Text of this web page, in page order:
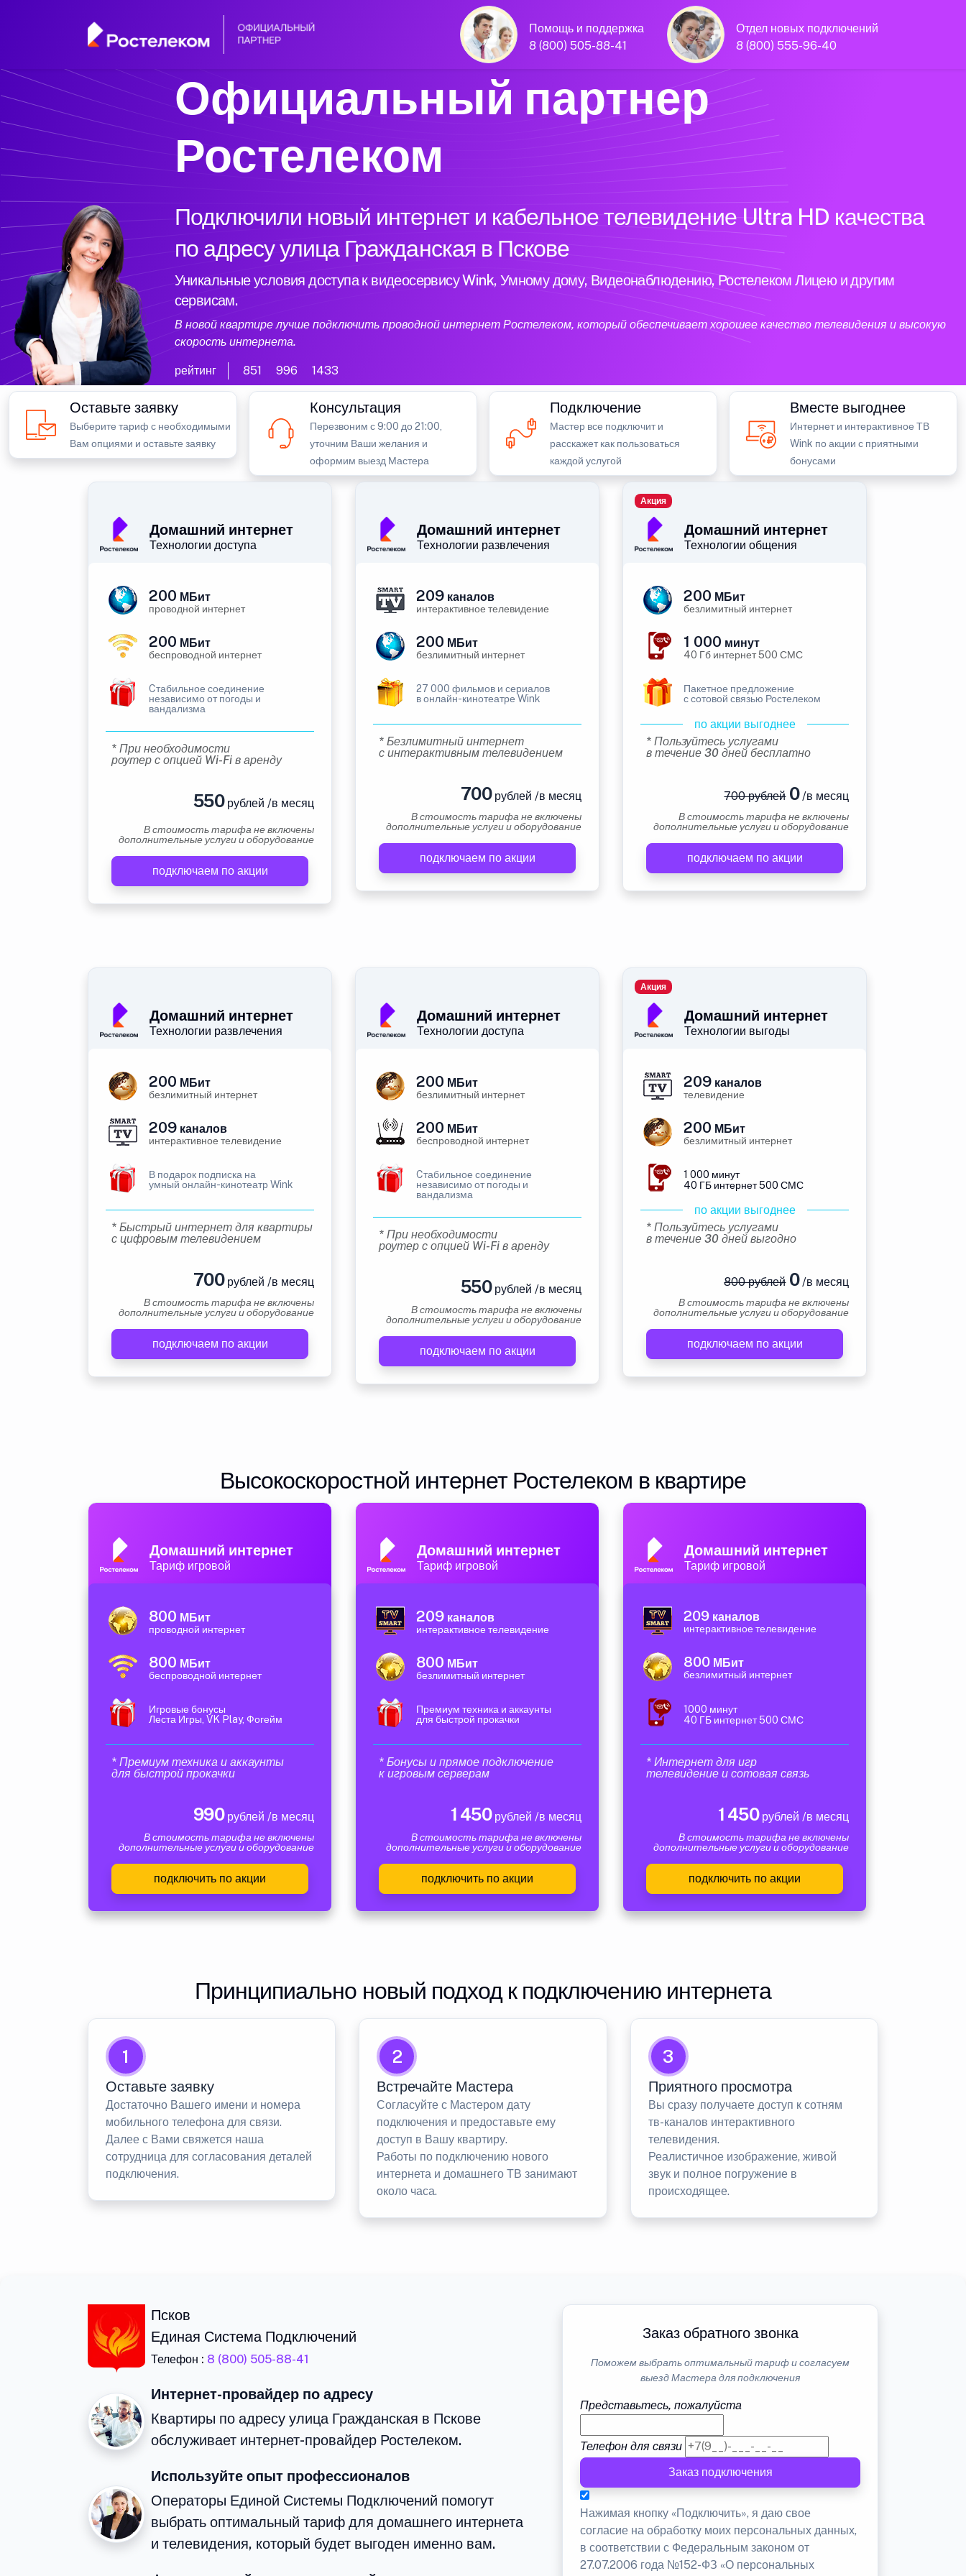
Помощь и поддержка
8 (800) 505-88-41
Отдел новых подключений
8 (800) 555-96-40
Официальный партнер
Ростелеком
Подключили новый интернет и кабельное телевидение Ultra HD качества
по адресу улица Гражданская в Пскове
Уникальные условия доступа к видеосервису Wink, Умному дому, Видеонаблюдению, Ростелеком Лицею и другим
сервисам.
В новой квартире лучше подключить проводной интернет Ростелеком, который обеспечивает хорошее качество телевидения и высокую
скорость интернета.
рейтинг 851 996 1433
Оставьте заявку
Выберите тариф с необходимыми
Вам опциями и оставьте заявку
Консультация
Перезвоним с 9:00 до 21:00,
уточним Ваши желания и
оформим выезд Мастера
Подключение
Мастер все подключит и
расскажет как пользоваться
каждой услугой
Вместе выгоднее
Интернет и интерактивное ТВ
Wink по акции с приятными
бонусами
Домашний интернет
Технологии доступа
200 МБит
проводной интернет
200 МБит
беспроводной интернет
Cтабильное соединение
независимо от погоды и
вандализма
* При необходимости
роутер с опцией Wi-Fi в аренду
550рублей /в месяц
В стоимость тарифа не включены
дополнительные услуги и оборудование
подключаем по акции
Домашний интернет
Технологии развлечения
209 каналов
интерактивное телевидение
200 МБит
безлимитный интернет
27 000 фильмов и сериалов
в онлайн-кинотеатре Wink
* Безлимитный интернет
с интерактивным телевидением
700рублей /в месяц
В стоимость тарифа не включены
дополнительные услуги и оборудование
подключаем по акции
Домашний интернет
Технологии общения
Акция
200 МБит
безлимитный интернет
1 000 минут
40 Гб интернет 500 СМС
Пакетное предложение
с сотовой связью Ростелеком
по акции выгоднее
* Пользуйтесь услугами
в течение 30 дней бесплатно
700 рублей0/в месяц
В стоимость тарифа не включены
дополнительные услуги и оборудование
подключаем по акции
Домашний интернет
Технологии развлечения
200 МБит
безлимитный интернет
209 каналов
интерактивное телевидение
В подарок подписка на
умный онлайн-кинотеатр Wink
* Быстрый интернет для квартиры
с цифровым телевидением
700рублей /в месяц
В стоимость тарифа не включены
дополнительные услуги и оборудование
подключаем по акции
Домашний интернет
Технологии доступа
200 МБит
безлимитный интернет
200 МБит
беспроводной интернет
Cтабильное соединение
независимо от погоды и
вандализма
* При необходимости
роутер с опцией Wi-Fi в аренду
550рублей /в месяц
В стоимость тарифа не включены
дополнительные услуги и оборудование
подключаем по акции
Домашний интернет
Технологии выгоды
Акция
209 каналов
телевидение
200 МБит
безлимитный интернет
1 000 минут
40 ГБ интернет 500 СМС
по акции выгоднее
* Пользуйтесь услугами
в течение 30 дней выгодно
800 рублей0/в месяц
В стоимость тарифа не включены
дополнительные услуги и оборудование
подключаем по акции
Высокоскоростной интернет Ростелеком в квартире
Домашний интернет
Тариф игровой
800 МБит
проводной интернет
800 МБит
беспроводной интернет
Игровые бонусы
Леста Игры, VK Play, Фогейм
* Премиум техника и аккаунты
для быстрой прокачки
990рублей /в месяц
В стоимость тарифа не включены
дополнительные услуги и оборудование
подключить по акции
Домашний интернет
Тариф игровой
209 каналов
интерактивное телевидение
800 МБит
безлимитный интернет
Премиум техника и аккаунты
для быстрой прокачки
* Бонусы и прямое подключение
к игровым серверам
1 450рублей /в месяц
В стоимость тарифа не включены
дополнительные услуги и оборудование
подключить по акции
Домашний интернет
Тариф игровой
209 каналов
интерактивное телевидение
800 МБит
безлимитный интернет
1000 минут
40 ГБ интернет 500 СМС
* Интернет для игр
телевидение и сотовая связь
1 450рублей /в месяц
В стоимость тарифа не включены
дополнительные услуги и оборудование
подключить по акции
Принципиально новый подход к подключению интернета
1
Оставьте заявку
Достаточно Вашего имени и номера
мобильного телефона для связи.
Далее с Вами свяжется наша
сотрудница для согласования деталей
подключения.
2
Встречайте Мастера
Согласуйте с Мастером дату
подключения и предоставьте ему
доступ в Вашу квартиру.
Работы по подключению нового
интернета и домашнего ТВ занимают
около часа.
3
Приятного просмотра
Вы сразу получаете доступ к сотням
тв-каналов интерактивного
телевидения.
Реалистичное изображение, живой
звук и полное погружение в
происходящее.
Псков
Единая Система Подключений
Телефон : 8 (800) 505-88-41
Интернет-провайдер по адресу
Квартиры по адресу улица Гражданская в Пскове
обслуживает интернет-провайдер Ростелеком.
Используйте опыт профессионалов
Операторы Единой Системы Подключений помогут
выбрать оптимальный тариф для домашнего интернета
и телевидения, который будет выгоден именно вам.
Заказ обратного звонка
Поможем выбрать оптимальный тариф и согласуем
выезд Мастера для подключения
Представьтесь, пожалуйста
Телефон для связи
Заказ подключения
Нажимая кнопку «Подключить», я даю свое
согласие на обработку моих персональных данных,
в соответствии с Федеральным законом от
27.07.2006 года №152-ФЗ «О персональных